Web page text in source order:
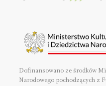
Dofinansowano ze środków
Narodowego pochodzących z